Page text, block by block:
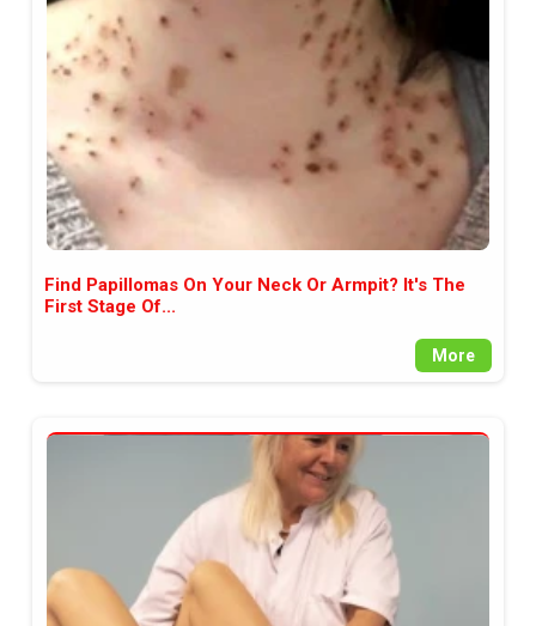
аудитория, затова държим на
прозрачност и коректност от
наша страна. Поднасяме ви
новините такива, каквито са. В
пълния си потенциал.
Find Papillomas On Your Neck Or Armpit? It's The
First Stage Of...
More